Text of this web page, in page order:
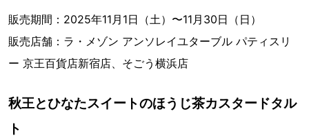
販売期間：2025年11月1日（土）〜11月30日（日）
販売店舗：ラ・メゾン アンソレイユターブル パティスリ
ー 京王百貨店新宿店、そごう横浜店
秋王とひなたスイートのほうじ茶カスタードタル
ト